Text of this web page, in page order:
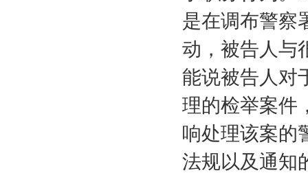
是在调布警察
动，被告人与
能说被告人对
理的检举案件
响处理该案的
法规以及通知